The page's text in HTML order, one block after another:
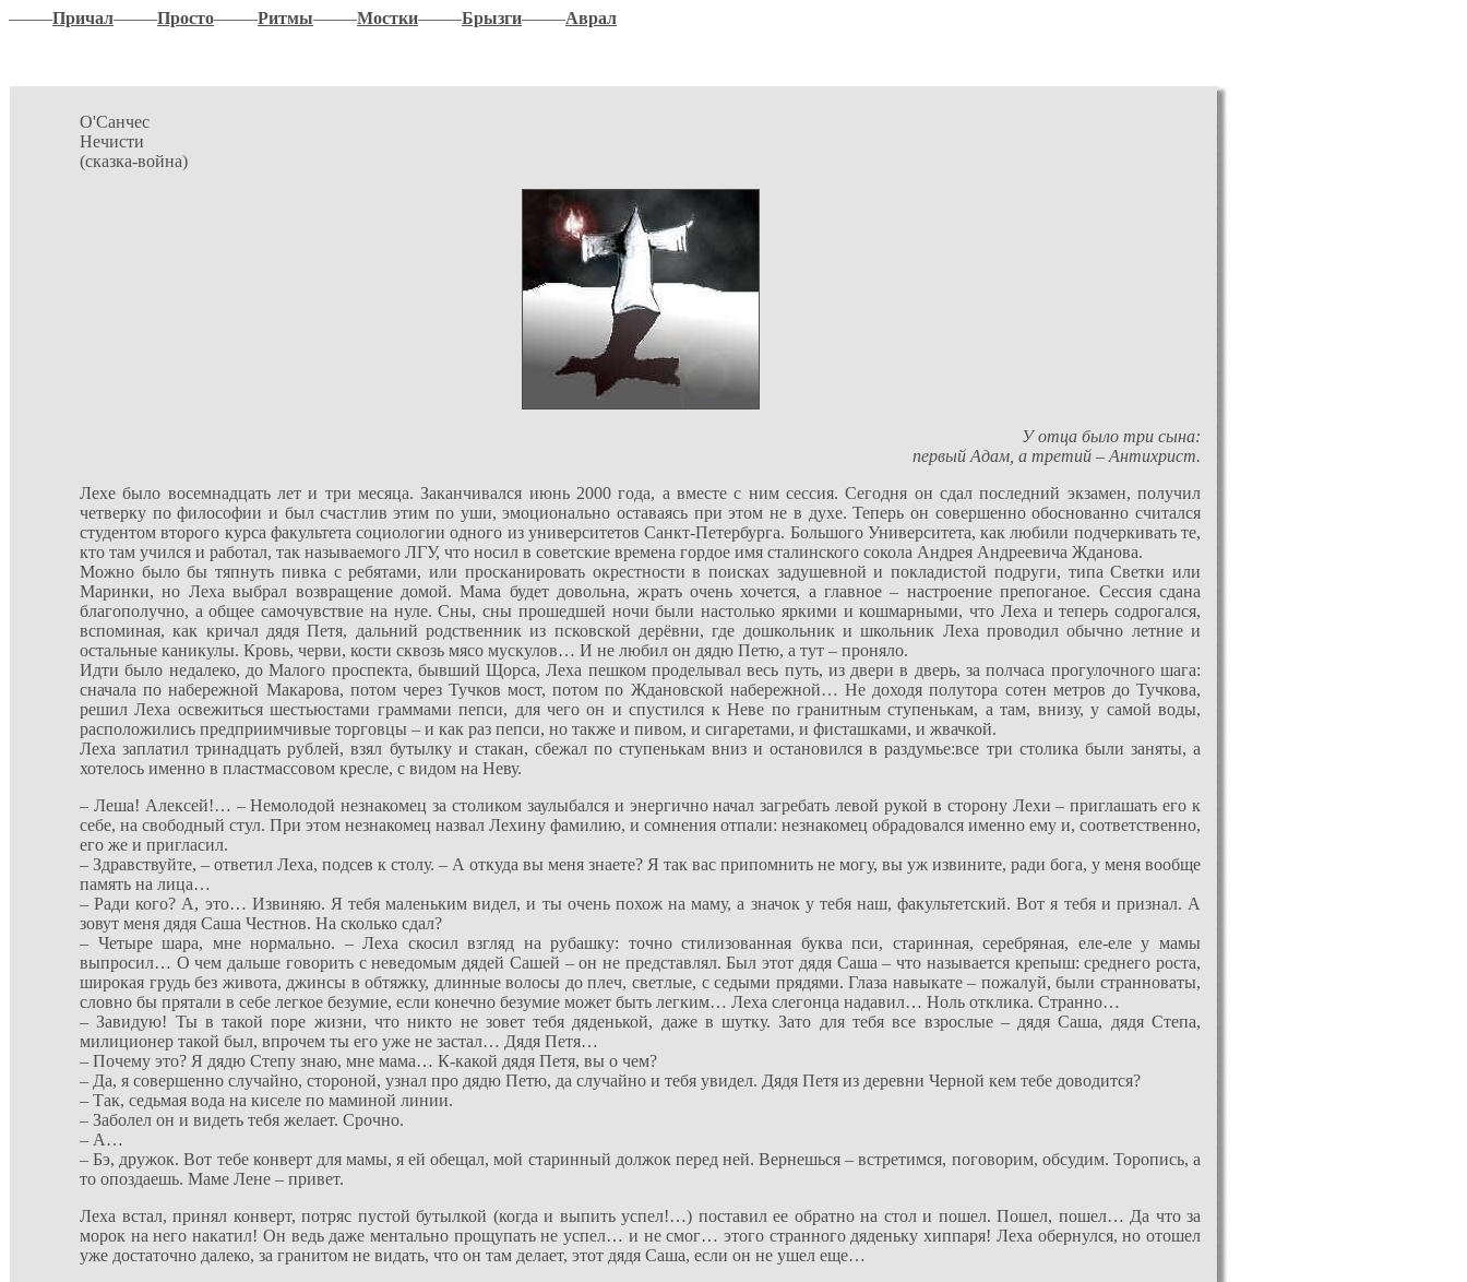
–––––Причал–––––Просто–––––Ритмы–––––Мостки–––––Брызги–––––Аврал
О'Санчес
Нечисти
(сказка-война)
У отца было три сына:
первый Адам, а третий – Антихрист.
Лехе было восемнадцать лет и три месяца. Заканчивался июнь 2000 года, а вместе с ним сессия. Сегодня он сдал последний экзамен, получил
четверку по философии и был счастлив этим по уши, эмоционально оставаясь при этом не в духе. Теперь он совершенно обоснованно считался
студентом второго курса факультета социологии одного из университетов Санкт-Петербурга. Большого Университета, как любили подчеркивать те,
кто там учился и работал, так называемого ЛГУ, что носил в советские времена гордое имя сталинского сокола Андрея Андреевича Жданова.
Можно было бы тяпнуть пивка с ребятами, или просканировать окрестности в поисках задушевной и покладистой подруги, типа Светки или
Маринки, но Леха выбрал возвращение домой. Мама будет довольна, жрать очень хочется, а главное – настроение препоганое. Сессия сдана
благополучно, а общее самочувствие на нуле. Сны, сны прошедшей ночи были настолько яркими и кошмарными, что Леха и теперь содрогался,
вспоминая, как кричал дядя Петя, дальний родственник из псковской дерёвни, где дошкольник и школьник Леха проводил обычно летние и
остальные каникулы. Кровь, черви, кости сквозь мясо мускулов… И не любил он дядю Петю, а тут – проняло.
Идти было недалеко, до Малого проспекта, бывший Щорса, Леха пешком проделывал весь путь, из двери в дверь, за полчаса прогулочного шага:
сначала по набережной Макарова, потом через Тучков мост, потом по Ждановской набережной… Не доходя полутора сотен метров до Тучкова,
решил Леха освежиться шестьюстами граммами пепси, для чего он и спустился к Неве по гранитным ступенькам, а там, внизу, у самой воды,
расположились предприимчивые торговцы – и как раз пепси, но также и пивом, и сигаретами, и фисташками, и жвачкой.
Леха заплатил тринадцать рублей, взял бутылку и стакан, сбежал по ступенькам вниз и остановился в раздумье:все три столика были заняты, а
хотелось именно в пластмассовом кресле, с видом на Неву.
– Леша! Алексей!… – Немолодой незнакомец за столиком заулыбался и энергично начал загребать левой рукой в сторону Лехи – приглашать его к
себе, на свободный стул. При этом незнакомец назвал Лехину фамилию, и сомнения отпали: незнакомец обрадовался именно ему и, соответственно,
его же и пригласил.
– Здравствуйте, – ответил Леха, подсев к столу. – А откуда вы меня знаете? Я так вас припомнить не могу, вы уж извините, ради бога, у меня вообще
память на лица…
– Ради кого? А, это… Извиняю. Я тебя маленьким видел, и ты очень похож на маму, а значок у тебя наш, факультетский. Вот я тебя и признал. А
зовут меня дядя Саша Честнов. На сколько сдал?
– Четыре шара, мне нормально. – Леха скосил взгляд на рубашку: точно стилизованная буква пси, старинная, серебряная, еле-еле у мамы
выпросил… О чем дальше говорить с неведомым дядей Сашей – он не представлял. Был этот дядя Саша – что называется крепыш: среднего роста,
широкая грудь без живота, джинсы в обтяжку, длинные волосы до плеч, светлые, с седыми прядями. Глаза навыкате – пожалуй, были странноваты,
словно бы прятали в себе легкое безумие, если конечно безумие может быть легким… Леха слегонца надавил… Ноль отклика. Странно…
– Завидую! Ты в такой поре жизни, что никто не зовет тебя дяденькой, даже в шутку. Зато для тебя все взрослые – дядя Саша, дядя Степа,
милиционер такой был, впрочем ты его уже не застал… Дядя Петя…
– Почему это? Я дядю Степу знаю, мне мама… К-какой дядя Петя, вы о чем?
– Да, я совершенно случайно, стороной, узнал про дядю Петю, да случайно и тебя увидел. Дядя Петя из деревни Черной кем тебе доводится?
– Так, седьмая вода на киселе по маминой линии.
– Заболел он и видеть тебя желает. Срочно.
– А…
– Бэ, дружок. Вот тебе конверт для мамы, я ей обещал, мой старинный должок перед ней. Вернешься – встретимся, поговорим, обсудим. Торопись, а
то опоздаешь. Маме Лене – привет.
Леха встал, принял конверт, потряс пустой бутылкой (когда и выпить успел!…) поставил ее обратно на стол и пошел. Пошел, пошел… Да что за
морок на него накатил! Он ведь даже ментально прощупать не успел… и не смог… этого странного дяденьку хиппаря! Леха обернулся, но отошел
уже достаточно далеко, за гранитом не видать, что он там делает, этот дядя Саша, если он не ушел еще…